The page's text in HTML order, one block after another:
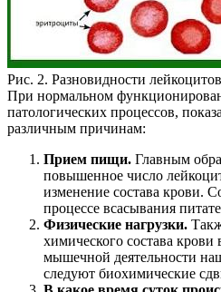
Рис. 2. Разновидности лейкоцитов
При нормальном
патологических процессов,
различным причинам:
Прием пищи. Главным
повышенное число
изменение состава крови.
процессе всасывания
Физические нагрузки.
химического состава крови
мышечной деятельности
следуют биохимические